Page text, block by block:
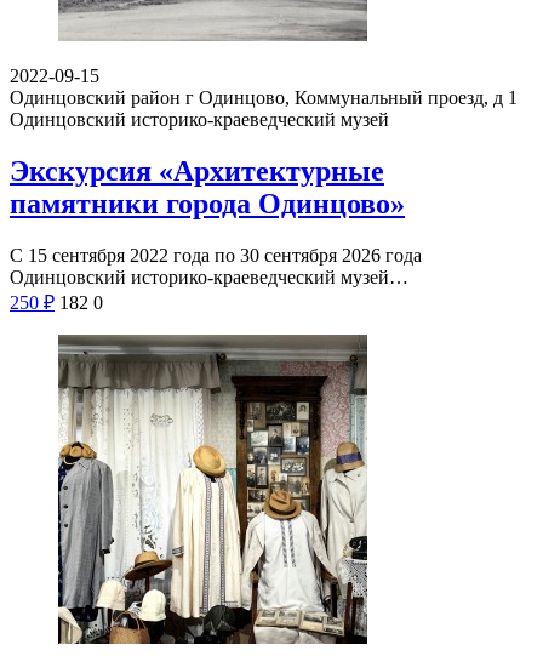
2022-09-15
Одинцовский район г Одинцово, Коммунальный проезд, д 1
Одинцовский историко-краеведческий музей
Экскурсия «Архитектурные
памятники города Одинцово»
С 15 сентября 2022 года по 30 сентября 2026 года
Одинцовский историко-краеведческий музей…
250 ₽ 182 0